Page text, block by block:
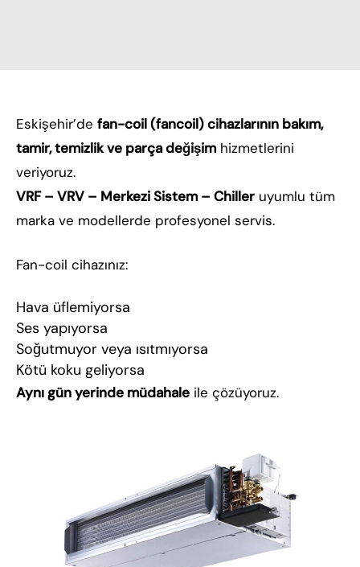
Eskişehir’de fan-coil (fancoil) cihazlarının bakım,
tamir, temizlik ve parça değişim hizmetlerini
veriyoruz.
VRF – VRV – Merkezi Sistem – Chiller uyumlu tüm
marka ve modellerde profesyonel servis.
Fan-coil cihazınız:
Hava üflemiyorsa
Ses yapıyorsa
Soğutmuyor veya ısıtmıyorsa
Kötü koku geliyorsa
Aynı gün yerinde müdahale ile çözüyoruz.